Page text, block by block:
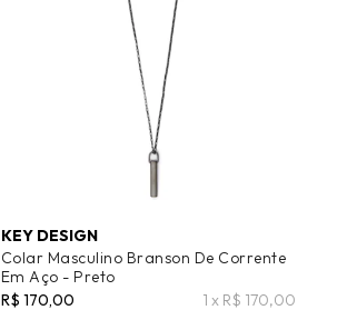
KEY DESIGN
Colar Masculino Branson De Corrente
Em Aço - Preto
R$ 170,00
1 x R$ 170,00